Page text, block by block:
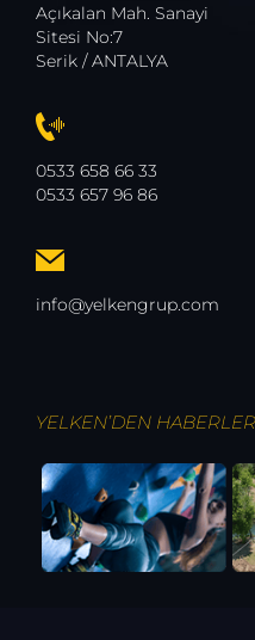
Açıkalan Mah. Sanayi
Sitesi No:7
Serik / ANTALYA
0533 658 66 33
0533 657 96 86
info@yelkengrup.com
YELKEN’DEN HABERLER